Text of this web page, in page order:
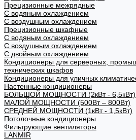
Прецизионные межрядные
С водяным охлаждением
С воздушным охлаждением
Прецизионные шкафные
С водяным охлаждением
С воздушным охлаждением
С двойным охлаждением
Кондиционеры для серверных,
технических шкафов
Кондиционеры для уличных
Настенные кондиционеры
БОЛЬШОЙ МОЩНОСТИ (2кВт - 6,5кВт)
МАЛОЙ МОЩНОСТИ (500Вт – 800Вт)
СРЕДНЕЙ МОЩНОСТИ (1кВт - 1,5кВт)
Потолочные кондиционеры
Фильтрующие вентиляторы
LANMIR